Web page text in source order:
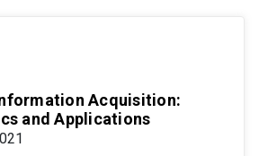
Acquisition:
and Applications